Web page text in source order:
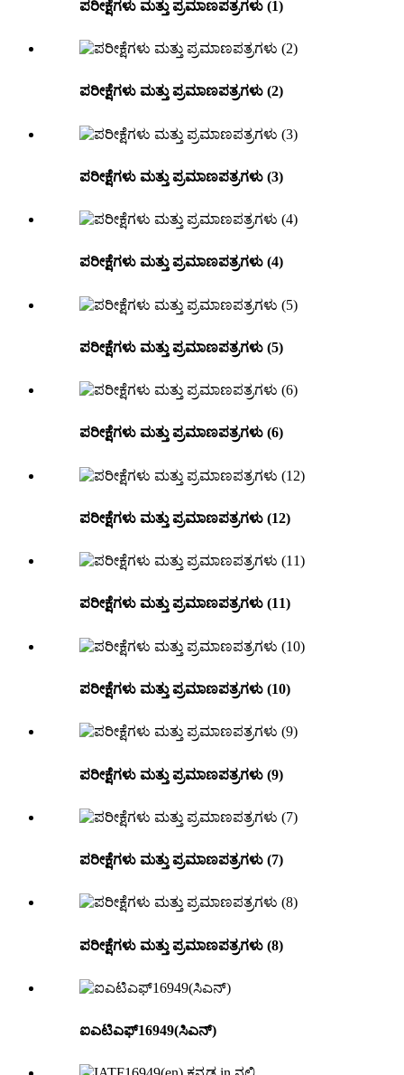
ಪರೀಕ್ಷೆಗಳು ಮತ್ತು ಪ್ರಮಾಣಪತ್ರಗಳು (1)
ಪರೀಕ್ಷೆಗಳು ಮತ್ತು ಪ್ರಮಾಣಪತ್ರಗಳು (2)
ಪರೀಕ್ಷೆಗಳು ಮತ್ತು ಪ್ರಮಾಣಪತ್ರಗಳು (3)
ಪರೀಕ್ಷೆಗಳು ಮತ್ತು ಪ್ರಮಾಣಪತ್ರಗಳು (4)
ಪರೀಕ್ಷೆಗಳು ಮತ್ತು ಪ್ರಮಾಣಪತ್ರಗಳು (5)
ಪರೀಕ್ಷೆಗಳು ಮತ್ತು ಪ್ರಮಾಣಪತ್ರಗಳು (6)
ಪರೀಕ್ಷೆಗಳು ಮತ್ತು ಪ್ರಮಾಣಪತ್ರಗಳು (12)
ಪರೀಕ್ಷೆಗಳು ಮತ್ತು ಪ್ರಮಾಣಪತ್ರಗಳು (11)
ಪರೀಕ್ಷೆಗಳು ಮತ್ತು ಪ್ರಮಾಣಪತ್ರಗಳು (10)
ಪರೀಕ್ಷೆಗಳು ಮತ್ತು ಪ್ರಮಾಣಪತ್ರಗಳು (9)
ಪರೀಕ್ಷೆಗಳು ಮತ್ತು ಪ್ರಮಾಣಪತ್ರಗಳು (7)
ಪರೀಕ್ಷೆಗಳು ಮತ್ತು ಪ್ರಮಾಣಪತ್ರಗಳು (8)
ಐಎಟಿಎಫ್16949(ಸಿಎನ್)